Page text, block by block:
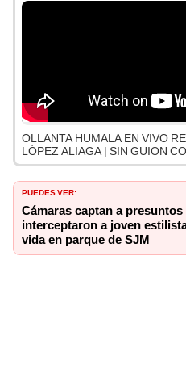
OLLANTA HUMALA EN VIVO
LÓPEZ ALIAGA | SIN GUION
PUEDES VER:
Cámaras captan a
interceptaron a joven
vida en parque de SJM